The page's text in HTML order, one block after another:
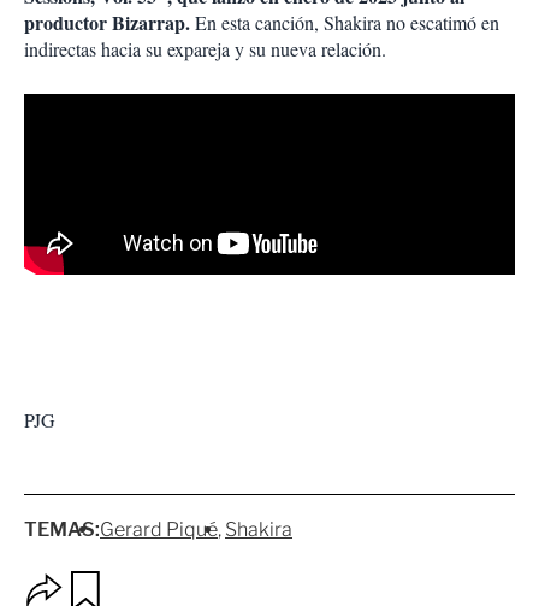
productor Bizarrap.En esta canción, Shakira no escatimó en
indirectas hacia su expareja y su nueva relación.
PJG
TEMAS:Gerard Piqué Shakira